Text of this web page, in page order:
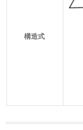
構造式